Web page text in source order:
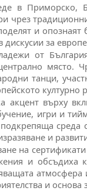
в Приморско,
чрез
и опознаят
за
от
танци,
културно
акцент върху
игри и
среда
и
на
и
и